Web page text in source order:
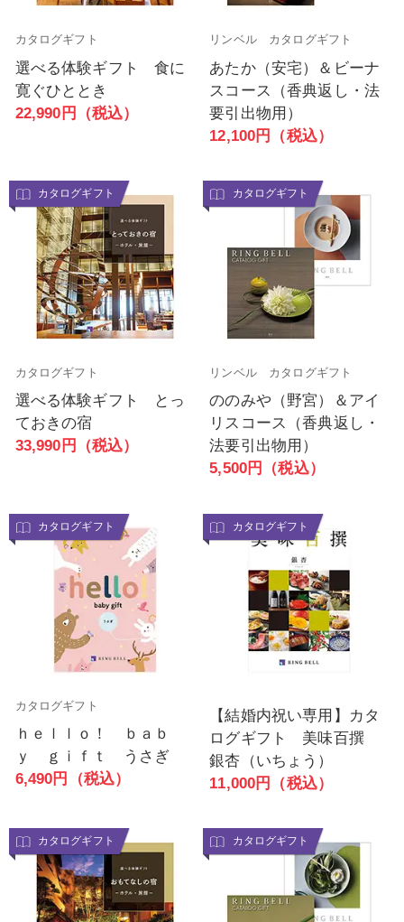
カタログギフト
選べる体験ギフト 食に
寛ぐひととき
22,990円（税込）
リンベル カタログギフト
あたか（安宅）＆ビーナ
スコース（香典返し・法
要引出物用）
12,100円（税込）
カタログギフト
カタログギフト
選べる体験ギフト とっ
ておきの宿
33,990円（税込）
カタログギフト
リンベル カタログギフト
ののみや（野宮）＆アイ
リスコース（香典返し・
法要引出物用）
5,500円（税込）
カタログギフト
カタログギフト
ｈｅｌｌｏ！ ｂａｂ
ｙ ｇｉｆｔ うさぎ
6,490円（税込）
カタログギフト
【結婚内祝い専用】カタ
ログギフト 美味百撰
銀杏（いちょう）
11,000円（税込）
カタログギフト カタログギフト